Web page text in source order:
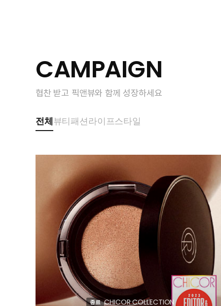
CAMPAIGN
협찬 받고 픽앤뷰와 함께 성장하세요
전체 뷰티 패션 라이프스타일
종료 CHICOR COLLECTION